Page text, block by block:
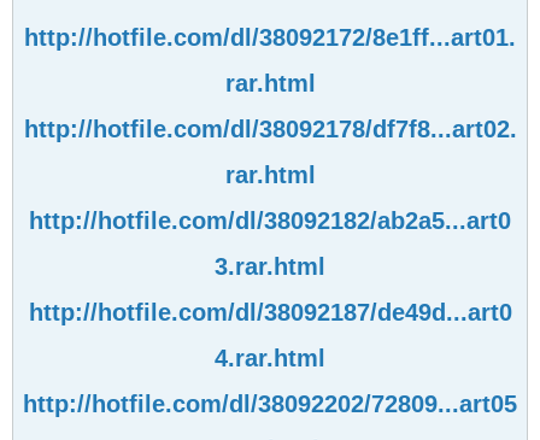
http://hotfile.com/dl/38092172/8e1ff...art01.
rar.html
http://hotfile.com/dl/38092178/df7f8...art02.
rar.html
http://hotfile.com/dl/38092182/ab2a5...art0
3.rar.html
http://hotfile.com/dl/38092187/de49d...art0
4.rar.html
http://hotfile.com/dl/38092202/72809...art05